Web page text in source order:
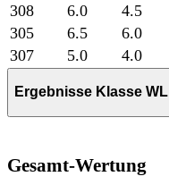
308
6.0 4.5
305
6.5 6.0
307
5.0 4.0
Ergebnisse Klasse WL
Gesamt-Wertung